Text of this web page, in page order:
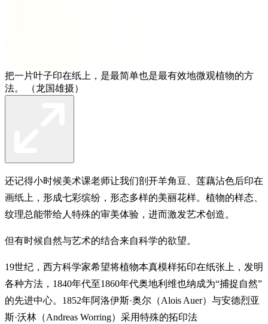
把一片叶子印在纸上，是最简单也是最有效地微观植物的方
法。 （龙国雄摄）
还记得小时候美术课老师让我们剖开羊角豆、莲藕沾色后印在
画纸上，形成七彩缤纷，形态多样的美丽花样。植物的样态、
纹理总能带给人特殊的审美体验，进而激发艺术创造。
但有时候自然与艺术的结合来自科学的欲望。
19世纪，西方科学家希望将植物本真模样拓印在纸张上，发明
各种方法，1840年代至1860年代奥地利维也纳成为“捕捉自然”
的先进中心。1852年阿洛伊斯·奥尔（Alois Auer）与安德烈亚
斯·沃林（Andreas Worring）采用特殊的拓印法